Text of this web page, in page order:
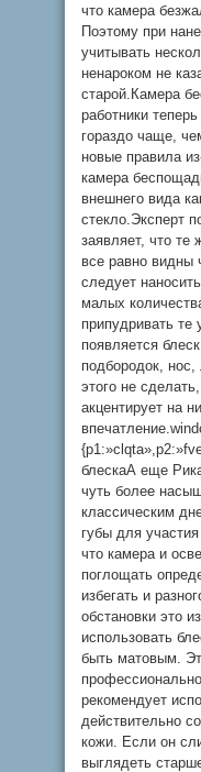
что камера
Поэтому при
учитывать
ненароком не
старой.Камера
работники
гораздо чаще,
новые правила
камера
внешнего вида
стекло.Эксперт
заявляет, что
все равно видны
следует
малых
припудривать те
появляется
подбородок,
этого не
акцентирует на
блескаА еще
чуть более
классическим
губы для
что камера и
поглощать
избегать и
обстановки это
использовать
быть матовым.
рекомендует
действительно
кожи. Если он
выглядеть